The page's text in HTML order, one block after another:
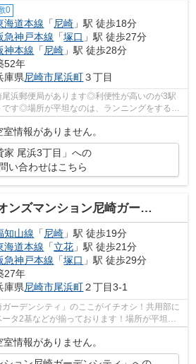
0
海道本線 「 尼崎 」駅 徒歩18分
急神戸本線 「塚口 」駅 徒歩27分
神本線 「 尼崎 」駅 徒歩28分
52年
庫県尼崎市尾浜町３丁目
浜郵便局があります◎利便性が高いのが3駅
です◎場所が平坦なのは、ランニングをする上
情報がありません。
家 尾浜3丁目」への
い合わせはこちら
ズマンション尼崎ガーデンシティ
知山線 「 尼崎 」駅 徒歩19分
海道本線 「立花 」駅 徒歩21分
急神戸本線 「塚口 」駅 徒歩29分
27年
庫県尼崎市尾浜町２丁目3-1
ガーデンシティ」のここがイチオシ！共用部に
タ2基などが揃っております！場所が平坦な
えたいポ...
情報がありません。